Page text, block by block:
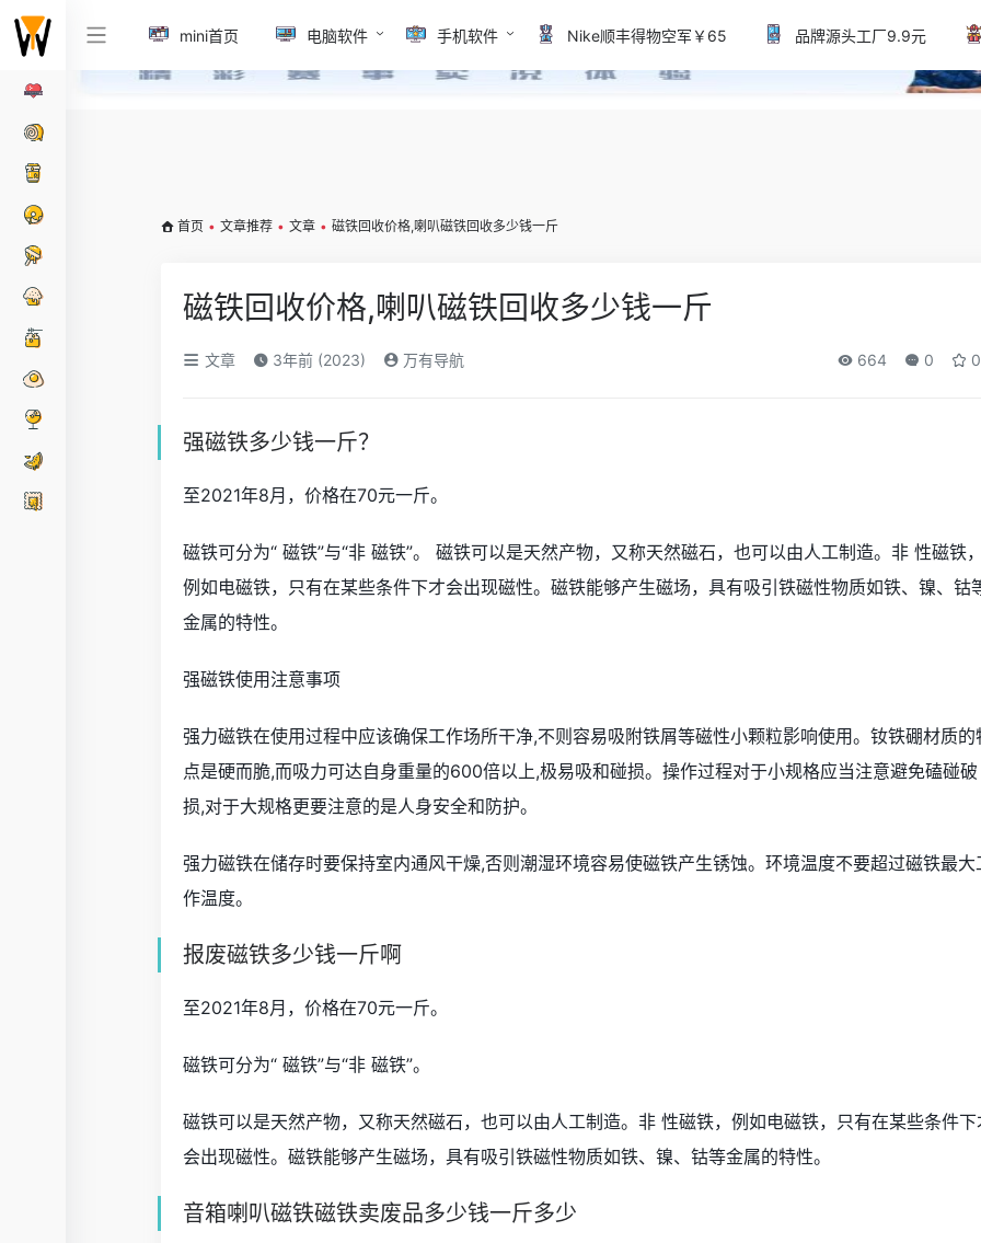
mini首页 电脑软件 手机软件 Nike顺丰得物空军￥65 品牌源头工厂9.9元
首页 • 文章推荐 • 文章 • 磁铁回收价格,喇叭磁铁回收多少钱一斤
磁铁回收价格,喇叭磁铁回收多少钱一斤
文章 3年前 (2023) 万有导航 664 0 0
强磁铁多少钱一斤？
至2021年8月，价格在70元一斤。
磁铁可分为“ 磁铁”与“非 磁铁”。 磁铁可以是天然产物，又称天然磁石，也可以由人工制造。非 性磁铁，
例如电磁铁，只有在某些条件下才会出现磁性。磁铁能够产生磁场，具有吸引铁磁性物质如铁、镍、钴
金属的特性。
强磁铁使用注意事项
强力磁铁在使用过程中应该确保工作场所干净,不则容易吸附铁屑等磁性小颗粒影响使用。钕铁硼材质的
点是硬而脆,而吸力可达自身重量的600倍以上,极易吸和碰损。操作过程对于小规格应当注意避免磕碰破
损,对于大规格更要注意的是人身安全和防护。
强力磁铁在储存时要保持室内通风干燥,否则潮湿环境容易使磁铁产生锈蚀。环境温度不要超过磁铁最大
作温度。
报废磁铁多少钱一斤啊
至2021年8月，价格在70元一斤。
磁铁可分为“ 磁铁”与“非 磁铁”。
磁铁可以是天然产物，又称天然磁石，也可以由人工制造。非 性磁铁，例如电磁铁，只有在某些条件下
会出现磁性。磁铁能够产生磁场，具有吸引铁磁性物质如铁、镍、钴等金属的特性。
音箱喇叭磁铁磁铁卖废品多少钱一斤多少